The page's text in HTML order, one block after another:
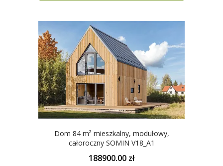
Dom 84 m² mieszkalny, modułowy,
całoroczny SOMIN V18_A1
188900.00 zł